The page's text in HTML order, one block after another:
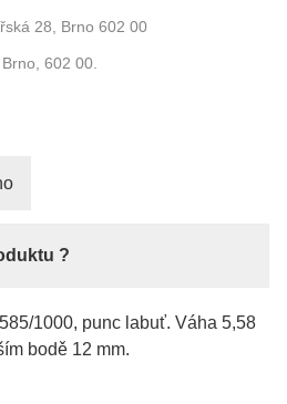
28, Brno 602 00
602 00.
?
1000, punc labuť. Váha 5,58
bodě 12 mm.